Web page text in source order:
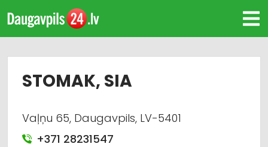
STOMAK, SIA
Vaļņu 65, Daugavpils, LV-5401
+371 28231547